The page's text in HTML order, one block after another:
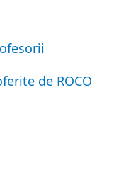
de ROCO